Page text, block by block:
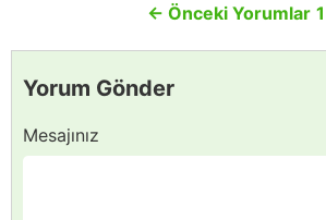
← Önceki Yorumlar 1
Yorum Gönder
Mesajınız